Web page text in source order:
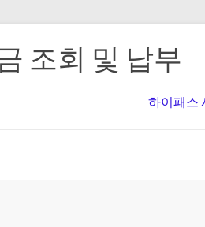
조회 및 납부
하이패스